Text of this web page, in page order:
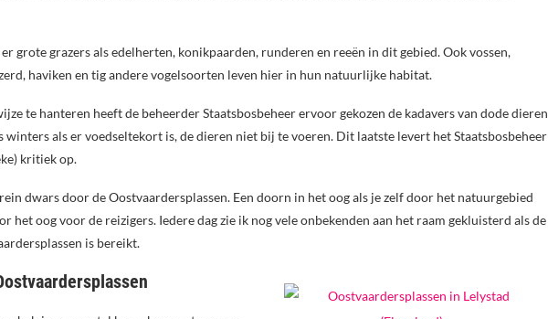
grote grazers als edelherten, konikpaarden, runderen en reeën in dit gebied. Ook vossen,
haviken en tig andere vogelsoorten leven hier in hun natuurlijke habitat.
te hanteren heeft de beheerder Staatsbosbeheer ervoor gekozen de kadavers van dode dieren
winters als er voedseltekort is, de dieren niet bij te voeren. Dit laatste levert het Staatsbosbeheer
kritiek op.
dwars door de Oostvaardersplassen. Een doorn in het oog als je zelf door het natuurgebied
het oog voor de reizigers. Iedere dag zie ik nog vele onbekenden aan het raam gekluisterd als de
is bereikt.